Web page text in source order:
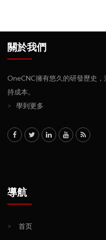
關於我們
OneCNC擁有悠久的研發歷史
持成本。
>
學到更多
導航
> 首页